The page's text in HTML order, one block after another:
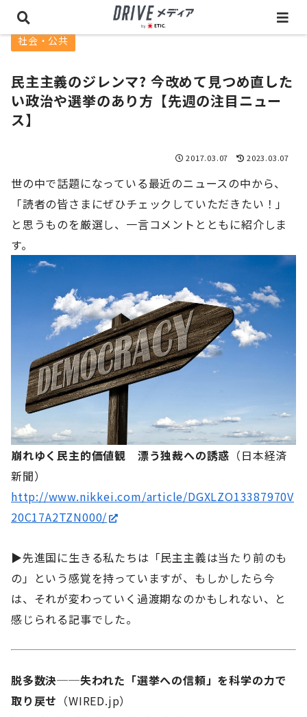
社会・公共
民主主義のジレンマ? 今改めて見つめ直した
い政治や選挙のあり方【先週の注目ニュー
ス】
2017.03.07 2023.03.07
世の中で話題になっている最近のニュースの中から、
「読者の皆さまにぜひチェックしていただきたい！」
と思うものを厳選し、一言コメントとともに紹介しま
す。
崩れゆく民主的価値観 漂う独裁への誘惑 （日本経済
新聞）
http://www.nikkei.com/article/DGXLZO13387970V
20C17A2TZN000/
▶先進国に生きる私たちは「民主主義は当たり前のも
の」という感覚を持っていますが、もしかしたら今
は、それが変わっていく過渡期なのかもしれない、と
感じられる記事でした。
脱多数決──失われた「選挙への信頼」を科学の力で
取り戻せ （WIRED.jp）